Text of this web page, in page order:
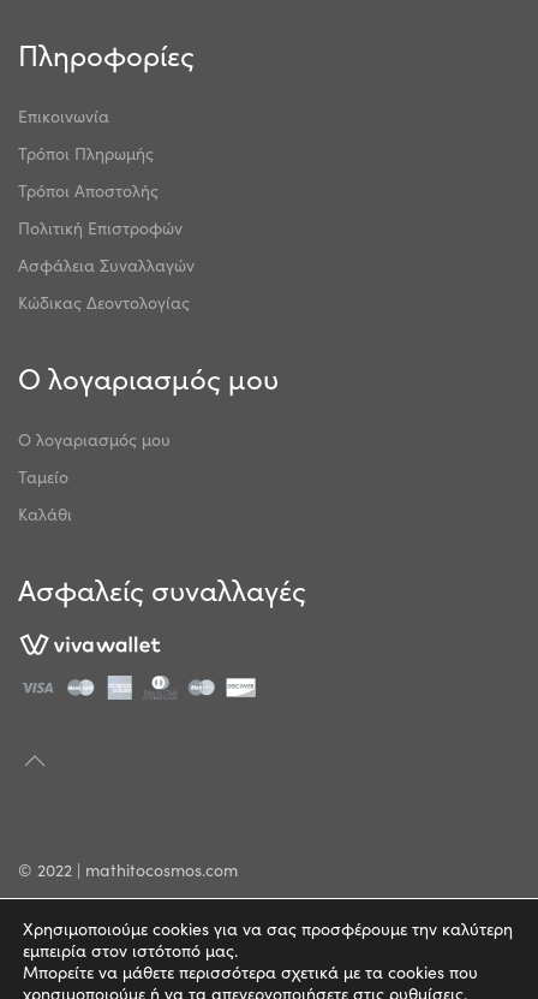
Πληροφορίες
Επικοινωνία
Τρόποι Πληρωμής
Τρόποι Αποστολής
Πολιτική Επιστροφών
Ασφάλεια Συναλλαγών
Κώδικας Δεοντολογίας
Ο λογαριασμός μου
Ο λογαριασμός μου
Ταμείο
Καλάθι
Ασφαλείς συναλλαγές
© 2022 | mathitocosmos.com
Όροι Χρήσης
Χρησιμοποιούμε cookies για να σας προσφέρουμε την καλύτερη
εμπειρία στον ιστότοπό μας.
Μπορείτε να μάθετε περισσότερα σχετικά με τα cookies που
χρησιμοποιούμε ή να τα απενεργοποιήσετε στις ρυθμίσεις.